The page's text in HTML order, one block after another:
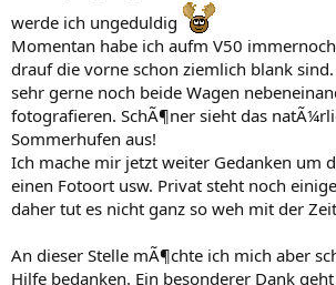
werde ich ungeduldig
Momentan habe ich aufm V50
drauf die vorne schon ziemlich blank
sehr gerne noch beide Wagen
fotografieren. SchÃ¶ner sieht das
Sommerhufen aus!
Ich mache mir jetzt weiter Gedanken um
einen Fotoort usw. Privat steht noch
daher tut es nicht ganz so weh mit der
An dieser Stelle mÃ¶chte ich mich aber
Hilfe bedanken. Ein besonderer Dank